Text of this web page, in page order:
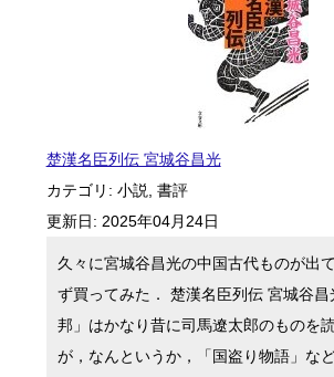
楚漢名臣列伝 宮城谷昌光
カテゴリ: 小説
書評
更新日: 2025年04月24日
久々に宮城谷昌光の中国古代ものが出
ず買ってみた． 楚漢名臣列伝 宮城谷昌
邦」はかなり昔に司馬遼太郎のものを
が，なんというか，「国盗り物語」な